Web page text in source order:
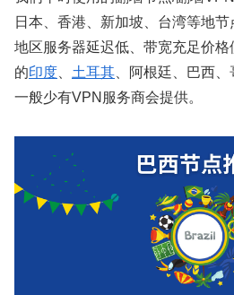
日本、香港、新加坡、台湾等地
地区服务器延迟低、带宽充足价格
的印度 土耳其 、阿根廷、巴西
一般少有VPN服务商会提供。